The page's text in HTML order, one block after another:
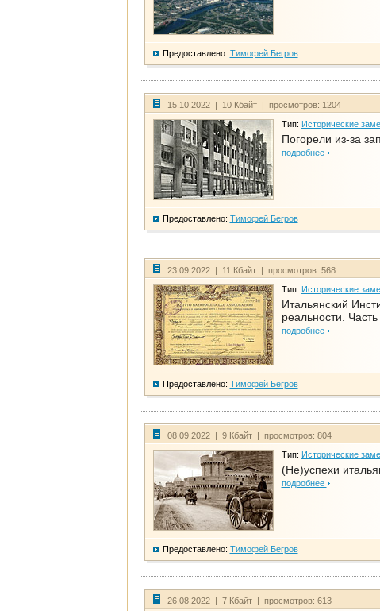
Предоставлено: Тимофей Бегров
15.10.2022 | 10 Кбайт | просмотров: 1204
Тип: Исторические
Погорели из-за
подробнее
Предоставлено: Тимофей Бегров
23.09.2022 | 11 Кбайт | просмотров: 568
Тип: Исторические
Итальянский
реальности. Часть
подробнее
Предоставлено: Тимофей Бегров
08.09.2022 | 9 Кбайт | просмотров: 804
Тип: Исторические
(Не)успехи
подробнее
Предоставлено: Тимофей Бегров
26.08.2022 | 7 Кбайт | просмотров: 613